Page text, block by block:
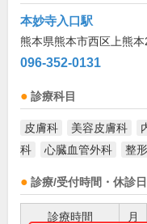
本妙寺入口駅
熊本県熊本市西区上熊
096-352-0131
診療科目
皮膚科 美容皮膚科
科
心臓血管外科 整
診療/受付時間・休診日
診療時間 月